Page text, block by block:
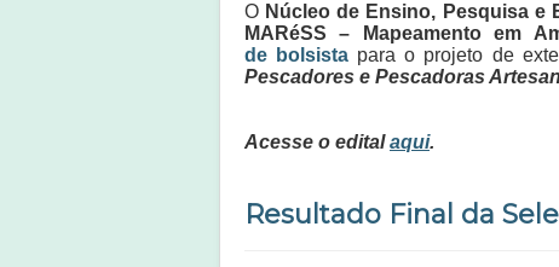
O Núcleo de Ensino, Pesquisa e
MARéSS – Mapeamento em
de bolsista para o projeto de
Pescadores e Pescadoras
Acesse o editalaqui.
Resultado Final da